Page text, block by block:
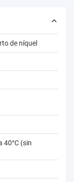
de níquel
40°C (sin